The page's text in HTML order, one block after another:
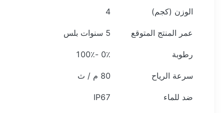
الوزن (كجم) 4
عمر المنتج المتوقع 5 سنوات بلس
رطوبة 0٪ -100٪
سرعة الرياح 80 م / ث
ضد للماء IP67